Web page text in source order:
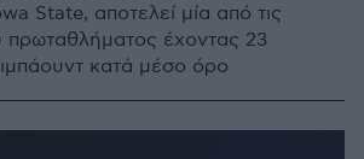
State, αποτελεί μία από τις
πρωταθλήματος έχοντας 23
κατά μέσο όρο